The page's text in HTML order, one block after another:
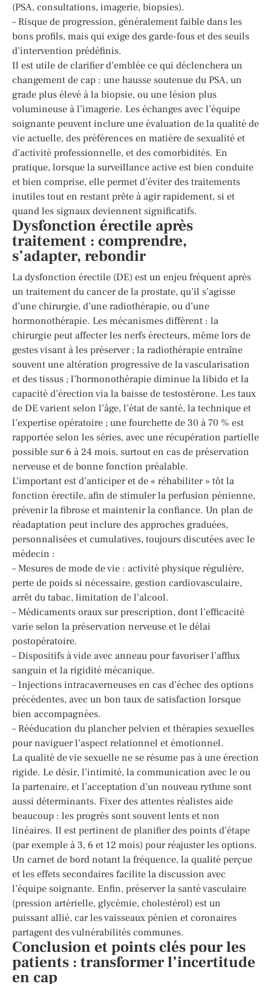
(PSA, consultations, imagerie, biopsies).
– Risque de progression, généralement faible dans les
bons profils, mais qui exige des garde-fous et des seuils
d’intervention prédéfinis.
Il est utile de clarifier d’emblée ce qui déclenchera un
changement de cap : une hausse soutenue du PSA, un
grade plus élevé à la biopsie, ou une lésion plus
volumineuse à l’imagerie. Les échanges avec l’équipe
soignante peuvent inclure une évaluation de la qualité de
vie actuelle, des préférences en matière de sexualité et
d’activité professionnelle, et des comorbidités. En
pratique, lorsque la surveillance active est bien conduite
et bien comprise, elle permet d’éviter des traitements
inutiles tout en restant prête à agir rapidement, si et
quand les signaux deviennent significatifs.
Dysfonction érectile après
traitement : comprendre,
s’adapter, rebondir
La dysfonction érectile (DE) est un enjeu fréquent après
un traitement du cancer de la prostate, qu’il s’agisse
d’une chirurgie, d’une radiothérapie, ou d’une
hormonothérapie. Les mécanismes diffèrent : la
chirurgie peut affecter les nerfs érecteurs, même lors de
gestes visant à les préserver ; la radiothérapie entraîne
souvent une altération progressive de la vascularisation
et des tissus ; l’hormonothérapie diminue la libido et la
capacité d’érection via la baisse de testostérone. Les taux
de DE varient selon l’âge, l’état de santé, la technique et
l’expertise opératoire ; une fourchette de 30 à 70 % est
rapportée selon les séries, avec une récupération partielle
possible sur 6 à 24 mois, surtout en cas de préservation
nerveuse et de bonne fonction préalable.
L’important est d’anticiper et de « réhabiliter » tôt la
fonction érectile, afin de stimuler la perfusion pénienne,
prévenir la fibrose et maintenir la confiance. Un plan de
réadaptation peut inclure des approches graduées,
personnalisées et cumulatives, toujours discutées avec le
médecin :
– Mesures de mode de vie : activité physique régulière,
perte de poids si nécessaire, gestion cardiovasculaire,
arrêt du tabac, limitation de l’alcool.
– Médicaments oraux sur prescription, dont l’efficacité
varie selon la préservation nerveuse et le délai
postopératoire.
– Dispositifs à vide avec anneau pour favoriser l’afflux
sanguin et la rigidité mécanique.
– Injections intracaverneuses en cas d’échec des options
précédentes, avec un bon taux de satisfaction lorsque
bien accompagnées.
– Rééducation du plancher pelvien et thérapies sexuelles
pour naviguer l’aspect relationnel et émotionnel.
La qualité de vie sexuelle ne se résume pas à une érection
rigide. Le désir, l’intimité, la communication avec le ou
la partenaire, et l’acceptation d’un nouveau rythme sont
aussi déterminants. Fixer des attentes réalistes aide
beaucoup : les progrès sont souvent lents et non
linéaires. Il est pertinent de planifier des points d’étape
(par exemple à 3, 6 et 12 mois) pour réajuster les options.
Un carnet de bord notant la fréquence, la qualité perçue
et les effets secondaires facilite la discussion avec
l’équipe soignante. Enfin, préserver la santé vasculaire
(pression artérielle, glycémie, cholestérol) est un
puissant allié, car les vaisseaux pénien et coronaires
partagent des vulnérabilités communes.
Conclusion et points clés pour les
patients : transformer l’incertitude
en cap